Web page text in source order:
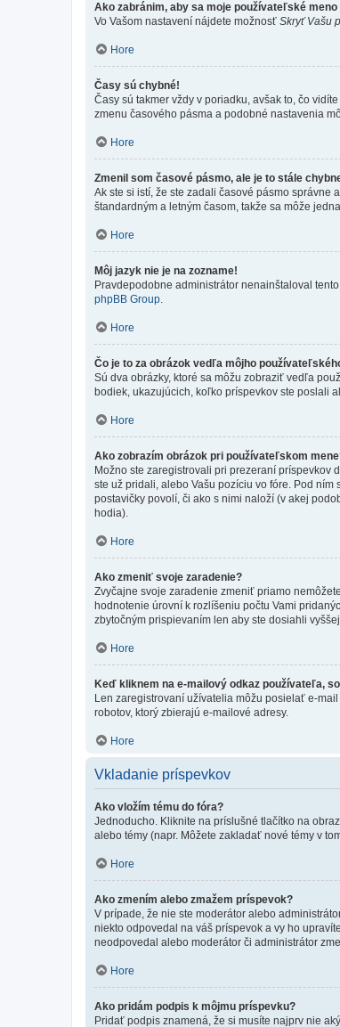
Ako zabránim, aby sa moje používateľské
Vo Vašom nastavení nájdete možnosť Skryť Vašu
Hore
Časy sú chybné!
Časy sú takmer vždy v poriadku, avšak to, čo
zmenu časového pásma a podobné nastavenia
Hore
Zmenil som časové pásmo, ale je to stále
Ak ste si istí, že ste zadali časové pásmo
štandardným a letným časom, takže sa môže
Hore
Môj jazyk nie je na zozname!
Pravdepodobne administrátor nenainštaloval
phpBB Group.
Hore
Čo je to za obrázok vedľa môjho
Sú dva obrázky, ktoré sa môžu zobraziť vedľa
bodiek, ukazujúcich, koľko príspevkov ste poslali
Hore
Ako zobrazím obrázok pri používateľskom
Možno ste zaregistrovali pri prezeraní príspevkov
ste už pridali, alebo Vašu pozíciu vo fóre. Pod
postavičky povolí, či ako s nimi naloží (v akej
hodia).
Hore
Ako zmeniť svoje zaradenie?
Zvyčajne svoje zaradenie zmeniť priamo
hodnotenie úrovní k rozlíšeniu počtu Vami
zbytočným prispievaním len aby ste dosiahli
Hore
Keď kliknem na e-mailový odkaz používateľa,
Len zaregistrovaní užívatelia môžu posielať e-
robotov, ktorý zbierajú e-mailové adresy.
Hore
Vkladanie príspevkov
Ako vložím tému do fóra?
Jednoducho. Kliknite na príslušné tlačítko na
alebo témy (napr. Môžete zakladať nové témy v
Hore
Ako zmením alebo zmažem príspevok?
V prípade, že nie ste moderátor alebo
niekto odpovedal na váš príspevok a vy ho
neodpovedal alebo moderátor či administrátor
Hore
Ako pridám podpis k môjmu príspevku?
Pridať podpis znamená, že si musíte najprv nie